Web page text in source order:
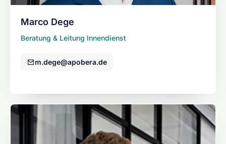
Marco Dege
Beratung & Leitung Innendienst
m.dege@apobera.de